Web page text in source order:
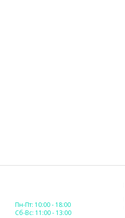
Пн-Пт: 10:00 - 18:00
Сб-Вс: 11:00 - 13:00